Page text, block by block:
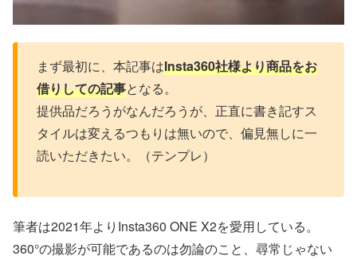
まず最初に、本記事はInsta360社様より商品をお
借りしての記事となる。
提供品だろうがなんだろうが、正直に書き記すス
タイルは変えるつもりは無いので、偏見無しに一
読いただきたい。（テンプレ）
筆者は2021年よりInsta360 ONE X2を愛用している。
360°の撮影が可能であるのは勿論のこと、尋常じゃない